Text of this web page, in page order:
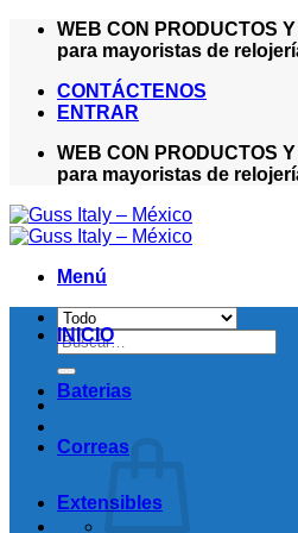
SaltarWEB CON PRODUCTOS
para mayoristas de
CONTÁCTENOS
ENTRAR
WEB CON PRODUCTOS
para mayoristas de
Menú
Buscar
por:
INICIO
Baterias
Correas
Extensibles